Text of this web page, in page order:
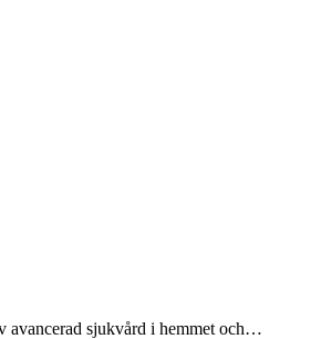
avancerad sjukvård i hemmet och…